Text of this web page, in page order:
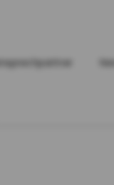
Ansprechpartner